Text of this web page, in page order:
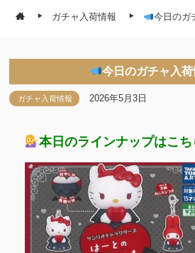
ガチャ入荷情報 今日のガ
今日のガチャ入荷
ガチャ入荷情報 2026年5月3日
本日のラインナップはこち